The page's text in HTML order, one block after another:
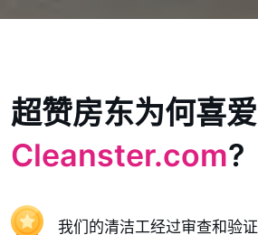
超赞房东为何喜爱
Cleanster.com?
我们的清洁工经过审查和验证